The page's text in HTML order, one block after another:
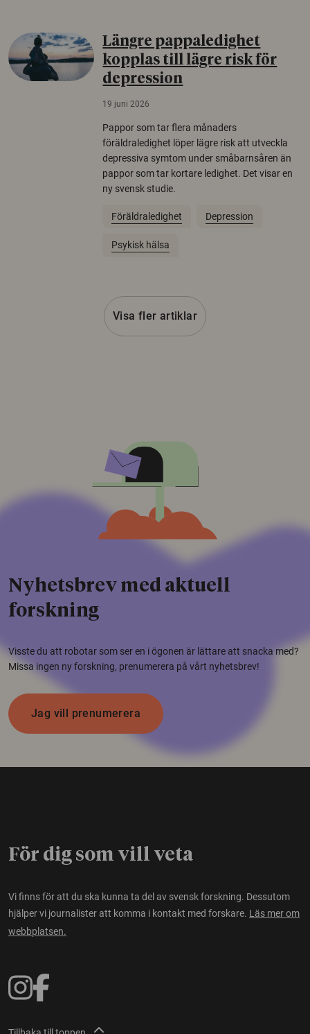
Längre pappaledighet
kopplas till lägre risk för
depression
19 juni 2026
Pappor som tar flera månaders
föräldraledighet löper lägre risk att utveckla
depressiva symtom under småbarnsåren än
pappor som tar kortare ledighet. Det visar en
ny svensk studie.
Föräldraledighet Depression
Psykisk hälsa
Visa fler artiklar
Nyhetsbrev med aktuell
forskning
Visste du att robotar som ser en i ögonen är lättare att snacka med?
Missa ingen ny forskning, prenumerera på vårt nyhetsbrev!
Jag vill prenumerera
För dig som vill veta
Vi finns för att du ska kunna ta del av svensk forskning. Dessutom
hjälper vi journalister att komma i kontakt med forskare. Läs mer om
webbplatsen.